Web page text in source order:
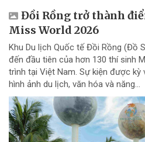
Đồi Rồng trở thành
Miss World 2026
Khu Du lịch Quốc tế Đồi Rồng (Đồ
đến đầu tiên của hơn 130 thí sinh
trình tại Việt Nam. Sự kiện được kỳ
hình ảnh du lịch, văn hóa và năng...